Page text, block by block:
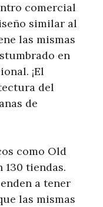
comercial
similar al
las mismas
en
¡El
del
de
como Old
130 tiendas.
a tener
las mismas